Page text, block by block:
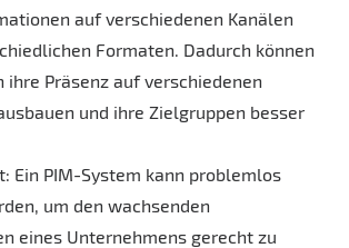
auf verschiedenen Kanälen
Formaten. Dadurch können
ihre Präsenz auf verschiedenen
und ihre Zielgruppen besser
Ein PIM-System kann problemlos
um den wachsenden
eines Unternehmens gerecht zu